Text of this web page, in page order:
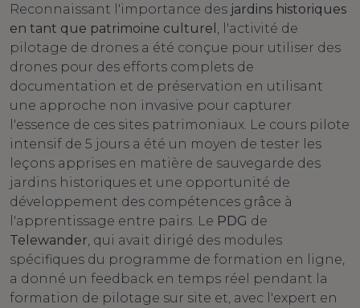
Reconnaissant l'importance des jardins historiques
en tant que patrimoine culturel , l'activité de
pilotage de drones a été conçue pour utiliser des
drones pour des efforts complets de
documentation et de préservation en utilisant
une approche non invasive pour capturer
l'essence de ces sites patrimoniaux. Le cours pilote
intensif de 5 jours a été un moyen de tester les
leçons apprises en matière de sauvegarde des
jardins historiques et une opportunité de
développement des compétences grâce à
l'apprentissage entre pairs. Le PDG de
Telewander, qui avait dirigé des modules
spécifiques du programme de formation en ligne,
a donné un feedback en temps réel pendant la
formation de pilotage sur site et, avec l'expert en